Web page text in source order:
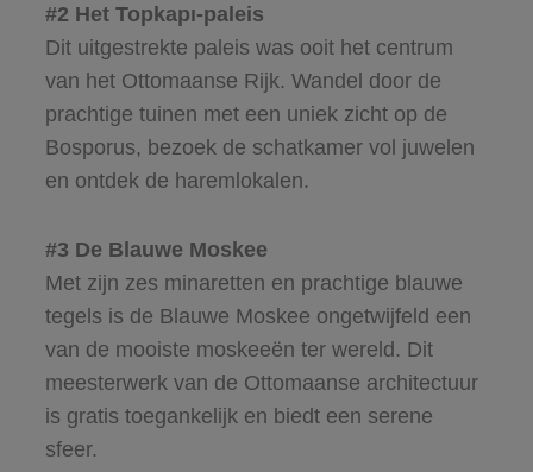
#2 Het Topkapı-paleis
Dit uitgestrekte paleis was ooit het centrum
van het Ottomaanse Rijk. Wandel door de
prachtige tuinen met een uniek zicht op de
Bosporus, bezoek de schatkamer vol juwelen
en ontdek de haremlokalen.
#3 De Blauwe Moskee
Met zijn zes minaretten en prachtige blauwe
tegels is de Blauwe Moskee ongetwijfeld een
van de mooiste moskeeën ter wereld. Dit
meesterwerk van de Ottomaanse architectuur
is gratis toegankelijk en biedt een serene
sfeer.